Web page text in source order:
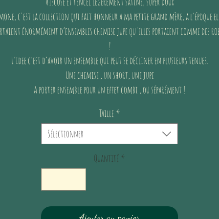
c'est la collection qui fait honneur a ma petite grand mère, a l’époque
énormément d’ensembles chemise jupe qu'elles portaient comme des
!
L’idee c’est d’avoir un ensemble qui peut se décliner en plusieurs tenues.
Une chemise , un short, une jupe
A porter ensemble pour un effet combi , ou séparément !
Taille *
Sélectionner
Quantité *